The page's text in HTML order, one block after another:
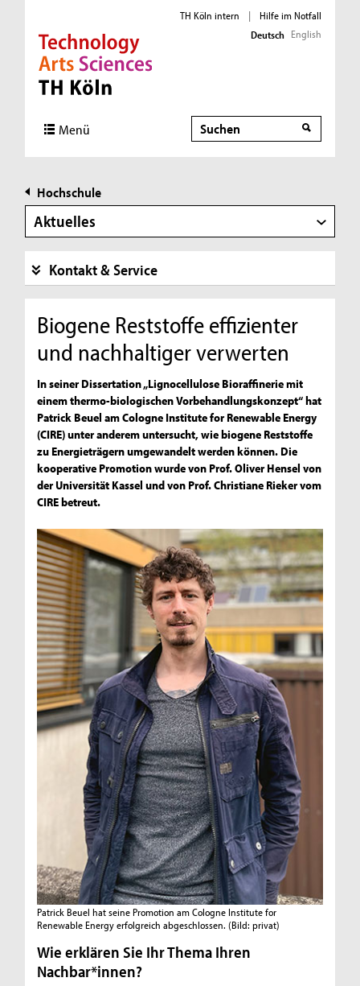
Direkt zur Hauptnavigation
Direkt zur Subnavigation
Direkt zum Inhalt
Direkt zum Fußbereich
TH Köln intern |
Hilfe im Notfall
Deutsch English
Menü Suche
Hochschule
Aktuelles
Kontakt & Service
Biogene Reststoffe effizienter
und nachhaltiger verwerten
In seiner Dissertation „Lignocellulose Bioraffinerie mit
einem thermo-biologischen Vorbehandlungskonzept“ hat
Patrick Beuel am Cologne Institute for Renewable Energy
(CIRE) unter anderem untersucht, wie biogene Reststoffe
zu Energieträgern umgewandelt werden können. Die
kooperative Promotion wurde von Prof. Oliver Hensel von
der Universität Kassel und von Prof. Christiane Rieker vom
CIRE betreut.
Patrick Beuel hat seine Promotion am Cologne Institute for
Renewable Energy erfolgreich abgeschlossen.(Bild: privat)
Wie erklären Sie Ihr Thema Ihren
Nachbar*innen?